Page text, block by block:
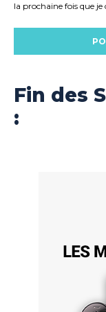
la prochaine fois que
Fin des
: